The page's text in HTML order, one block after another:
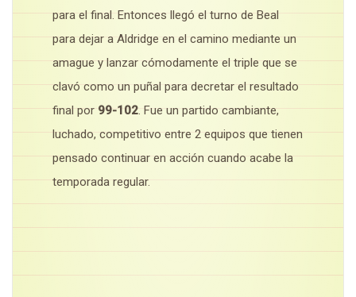
para el final. Entonces llegó el turno de Beal
para dejar a Aldridge en el camino mediante un
amague y lanzar cómodamente el triple que se
clavó como un puñal para decretar el resultado
final por 99-102. Fue un partido cambiante,
luchado, competitivo entre 2 equipos que tienen
pensado continuar en acción cuando acabe la
temporada regular.